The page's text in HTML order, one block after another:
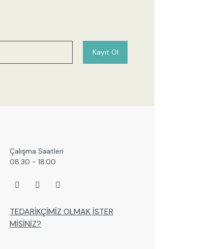
Gönder
Kayıt Ol
Çalışma Saatleri
08.30 - 18.00
TEDARİKÇİMİZ OLMAK İSTER
MİSİNİZ?